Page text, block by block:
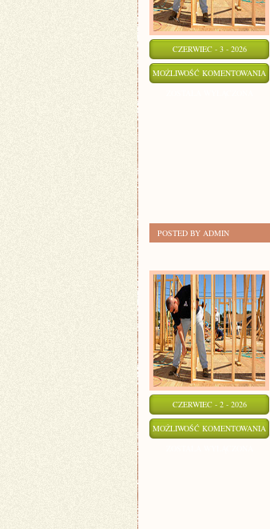
CZERWIEC - 3 - 2026
MOŻLIWOŚĆ KOMENTOWANIA
POSTED BY ADMIN
CZERWIEC - 2 - 2026
MOŻLIWOŚĆ KOMENTOWANIA